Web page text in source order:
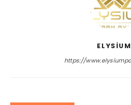
ELYSIUM
https://